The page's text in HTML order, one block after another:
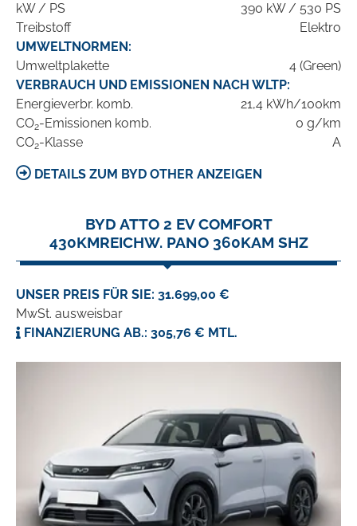
kW / PS
390 kW / 530 PS
Treibstoff
Elektro
UMWELTNORMEN:
Umweltplakette
4 (Green)
VERBRAUCH UND EMISSIONEN NACH WLTP:
Energieverbr. komb.
21,4 kWh/100km
CO2-Emissionen komb.
0 g/km
CO2-Klasse A
DETAILS ZUM BYD OTHER ANZEIGEN
BYD ATTO 2 EV COMFORT
430KMREICHW. PANO 360KAM SHZ
UNSER PREIS FÜR SIE: 31.699,00 €
MwSt. ausweisbar
FINANZIERUNG AB.: 305,76 € MTL.